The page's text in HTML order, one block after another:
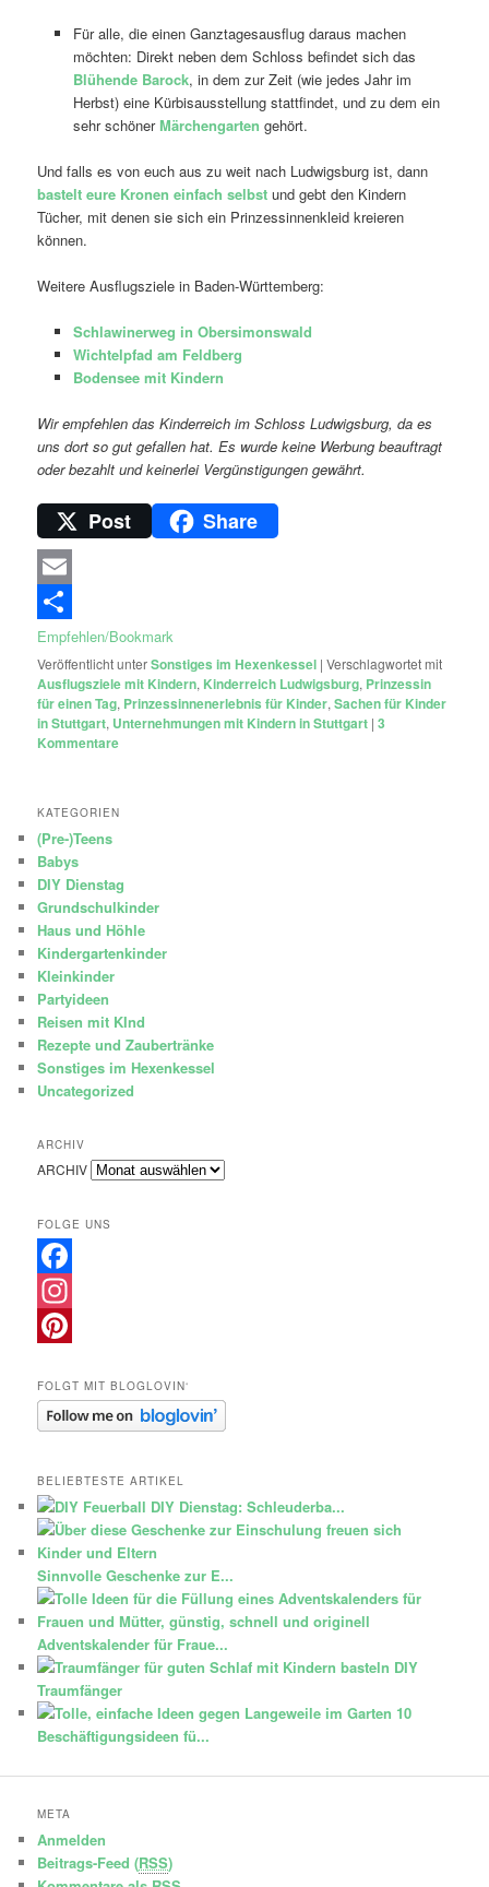
Für alle, die einen Ganztagesausflug daraus machen
möchten: Direkt neben dem Schloss befindet sich das
Blühende Barock, in dem zur Zeit (wie jedes Jahr im
Herbst) eine Kürbisausstellung stattfindet, und zu dem ein
sehr schöner Märchengarten gehört.
Und falls es von euch aus zu weit nach Ludwigsburg ist, dann
bastelt eure Kronen einfach selbst und gebt den Kindern
Tücher, mit denen sie sich ein Prinzessinnenkleid kreieren
können.
Weitere Ausflugsziele in Baden-Württemberg:
Schlawinerweg in Obersimonswald
Wichtelpfad am Feldberg
Bodensee mit Kindern
Wir empfehlen das Kinderreich im Schloss Ludwigsburg, da es
uns dort so gut gefallen hat. Es wurde keine Werbung beauftragt
oder bezahlt und keinerlei Vergünstigungen gewährt.
Post Share
Email
Empfehlen/Bookmark
Veröffentlicht unterSonstiges im Hexenkessel |Verschlagwortet mit
Ausflugsziele mit Kindern, Kinderreich Ludwigsburg, Prinzessin
für einen Tag, Prinzessinnenerlebnis für Kinder,Sachen für Kinder
in Stuttgart, Unternehmungen mit Kindern in Stuttgart |3
Kommentare
KATEGORIEN
(Pre-)Teens
Babys
DIY Dienstag
Grundschulkinder
Haus und Höhle
Kindergartenkinder
Kleinkinder
Partyideen
Reisen mit KInd
Rezepte und Zaubertränke
Sonstiges im Hexenkessel
Uncategorized
ARCHIV
ARCHIV
FOLGE UNS
Facebook
Instagram
FOLGT MIT BLOGLOVIN‘
BELIEBTESTE ARTIKEL
DIY Dienstag: Schleuderba...
Sinnvolle Geschenke zur E...
Adventskalender für Fraue...
DIY
Traumfänger
10
Beschäftigungsideen fü...
META
Anmelden
Beitrags-Feed (RSS)